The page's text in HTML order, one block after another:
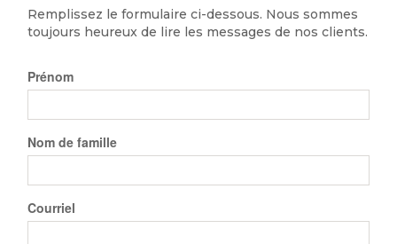
Remplissez le formulaire ci-dessous. Nous sommes
toujours heureux de lire les messages de nos clients.
Prénom
Nom de famille
Courriel